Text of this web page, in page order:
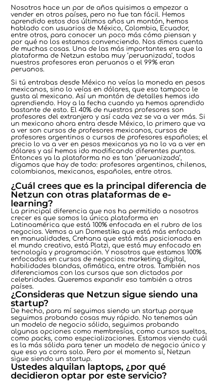
Nosotros hace un par de años quisimos a empezar a
vender en otros países, pero no fue tan fácil. Hemos
aprendido estos dos últimos años un montón, hemos
hablado con usuarios de México, Colombia, Ecuador,
entre otros, para conocer un poco más cómo piensan y
por qué no los estamos convenciendo. Nos dimos cuenta
de muchas cosas. Una de las más importantes era que la
plataforma de Netzun estaba muy ‘peruanizada’, todos
nuestros profesores eran peruanos o el 99% eran
peruanos.
Si tú entrabas desde México no veías la moneda en pesos
mexicanos, sino lo veías en dólares, que eso tampoco le
gusta al mexicano. Así un montón de detalles hemos ido
aprendiendo. Hoy a la fecha cuando ya hemos aprendido
bastante de esto. El 40% de nuestros profesores son
profesores del extranjero y así cada vez se va a ver más. Si
un mexicano ahora entra desde México, lo primero que va
a ver son cursos de profesores mexicanos, cursos de
profesores argentinos o cursos de profesores españoles; el
precio lo va a ver en pesos mexicanos ya no lo va a ver en
dólares y así hemos ido modificando diferentes puntos.
Entonces ya la plataforma no es tan ‘peruanizada’,
digamos que hay de todo: profesores argentinos, chilenos,
colombianos, mexicanos, españoles, entre otros.
¿Cuál crees que es la principal diferencia de
Netzun con otras plataformas de e-
learning?
La principal diferencia que nos ha permitido a nosotros
crecer es que somos la única plataforma en
Latinoamérica que está 100% enfocada en el rubro de los
negocios. Vemos a un Domestika que está más enfocada
en manualidades, Crehana que está más posicionada en
el mundo creativo, está Platzi, que está muy enfocado en
tecnología y programación. Y nosotros que estamos 100%
enfocados en cursos de negocios: marketing digital,
habilidades blandas, ofimática, entre otros. También nos
diferenciamos con los cursos que son dictados por
celebridades. Queremos expandir eso también a otros
países.
¿Consideras que Netzun sigue siendo una
startup?
De hecho, para mí seguimos siendo un startup porque
seguimos probando cosas muy rápido. No tenemos aún
un modelo de negocio sólido, seguimos probando
algunas opciones como membresías, como cursos sueltos,
como packs, como especializaciones. Estamos viendo cuál
es la más sólida para tener un modelo de negocio único y
que eso ya corra solo. Pero por el momento sí, Netzun
sigue siendo un startup.
Ustedes alquilan laptops, ¿por qué
decidieron optar por este servicio?